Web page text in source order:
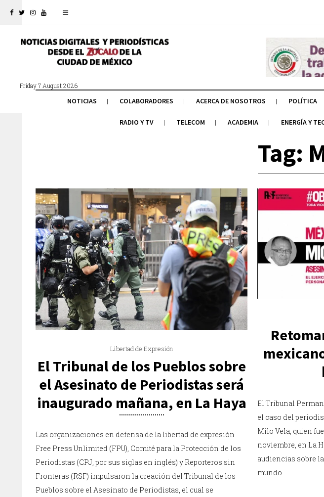
Friday 7 August 2026
NOTICIAS COLABORADORES ACERCA DE NOSOTROS POLÍTICA
RADIO Y TV TELECOM ACADEMIA ENERGÍA Y
Tag:
Libertad de Expresión
El Tribunal de los Pueblos sobre
el Asesinato de Periodistas será
inaugurado mañana, en La Haya
Las organizaciones en defensa de la libertad de expresión
Free Press Unlimited (FPU), Comité para la Protección de los
Periodistas (CPJ, por sus siglas en inglés) y Reporteros sin
Fronteras (RSF) impulsaron la creación del Tribunal de los
Pueblos sobre el Asesinato de Periodistas, el cual se
El Tribunal
el caso del
Milo Vela, quien
noviembre, en La
audiencias sobre
mundo.